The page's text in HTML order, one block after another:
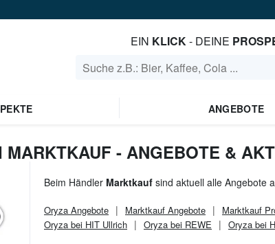
EIN KLICK- DEINE
ANGEBOTE
MARKTKAUF - ANGEBOTE &
Beim Händler Marktkauf sind aktuell alle Angebote
Oryza Angebote Marktkauf Angebote Marktkauf
Oryza bei HIT Ullrich
Oryza bei REWE Oryza bei